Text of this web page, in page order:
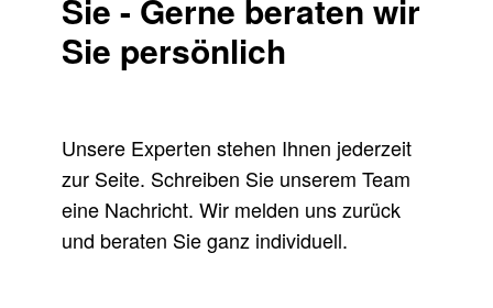
Sie - Gerne beraten wir
Sie persönlich
Unsere Experten stehen Ihnen jederzeit
zur Seite. Schreiben Sie unserem Team
eine Nachricht. Wir melden uns zurück
und beraten Sie ganz individuell.